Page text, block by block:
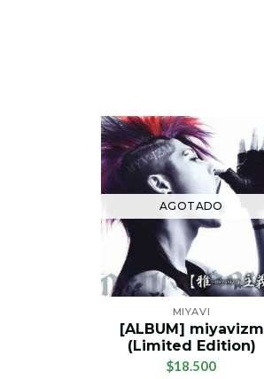
AGOTADO
MIYAVI
[ALBUM] miyavizm
(Limited Edition)
$18.500